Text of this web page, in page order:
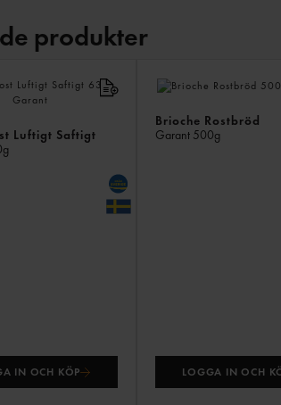
produkter
Luftigt Saftigt
IN OCH KÖP
Brioche Rostbröd
Garant 500g
LOGGA IN OCH